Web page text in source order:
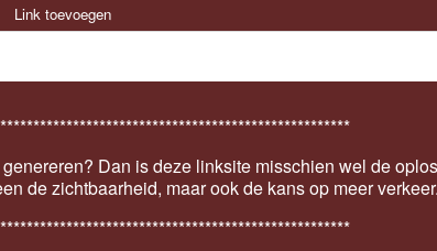
Link toevoegen
Dan is deze linksite misschien wel de
de zichtbaarheid, maar ook de kans op meer verkeer.